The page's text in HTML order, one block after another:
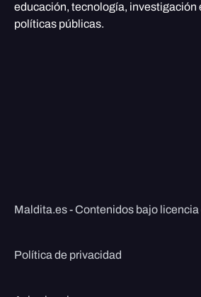
educación, tecnología, investigación
políticas públicas.
Maldita.es - Contenidos bajo
Política de privacidad